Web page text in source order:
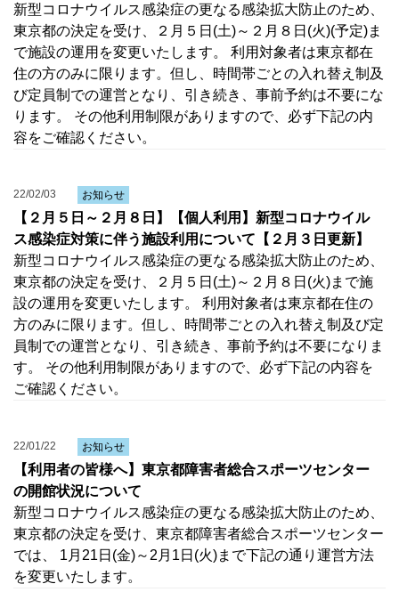
新型コロナウイルス感染症の更なる感染拡大防止のため、
東京都の決定を受け、２月５日(土)～２月８日(火)(予定)ま
で施設の運用を変更いたします。 利用対象者は東京都在
住の方のみに限ります。但し、時間帯ごとの入れ替え制及
び定員制での運営となり、引き続き、事前予約は不要にな
ります。 その他利用制限がありますので、必ず下記の内
容をご確認ください。
22/02/03 お知らせ
【２月５日～２月８日】【個人利用】新型コロナウイル
ス感染症対策に伴う施設利用について【２月３日更新】
新型コロナウイルス感染症の更なる感染拡大防止のため、
東京都の決定を受け、２月５日(土)～２月８日(火)まで施
設の運用を変更いたします。 利用対象者は東京都在住の
方のみに限ります。但し、時間帯ごとの入れ替え制及び定
員制での運営となり、引き続き、事前予約は不要になりま
す。 その他利用制限がありますので、必ず下記の内容を
ご確認ください。
22/01/22 お知らせ
【利用者の皆様へ】東京都障害者総合スポーツセンター
の開館状況について
新型コロナウイルス感染症の更なる感染拡大防止のため、
東京都の決定を受け、東京都障害者総合スポーツセンター
では、 1月21日(金)～2月1日(火)まで下記の通り運営方法
を変更いたします。